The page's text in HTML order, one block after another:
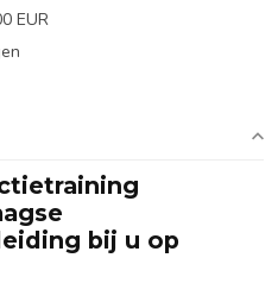
EUR
bij u op